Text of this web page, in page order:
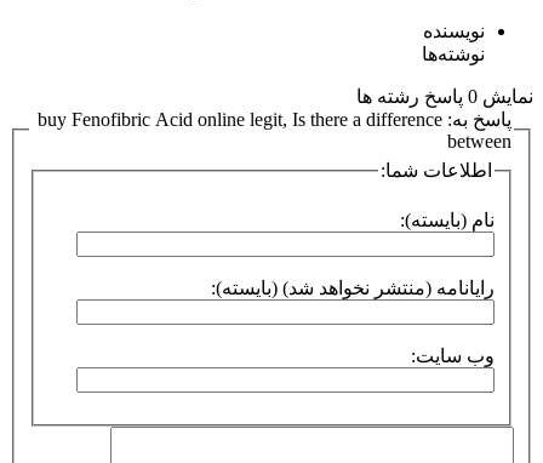
نویسنده
نوشته‌ها
نمایش 0 پاسخ رشته ها
پاسخ به: buy Fenofibric Acid online legit, Is there a difference
between
اطلاعات شما:
نام (بایسته):
رایانامه (منتشر نخواهد شد) (بایسته):
وب سایت: